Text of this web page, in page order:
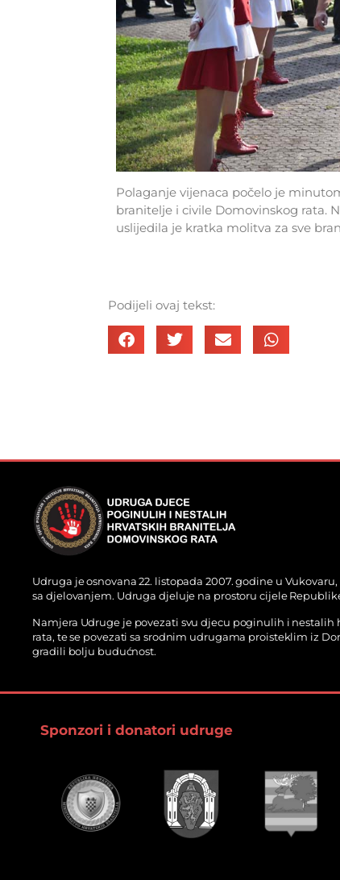
Polaganje vijenaca počelo je
branitelje i civile Domovinskog rata.
uslijedila je kratka molitva za sve
Podijeli ovaj tekst:
Udruga je osnovana 22. listopada 2007. godine u
sa djelovanjem. Udruga djeluje na prostoru cijele
Namjera Udruge je povezati svu djecu poginulih i
rata, te se povezati sa srodnim udrugama proisteklim iz
gradili bolju budućnost.
Sponzori i donatori udruge